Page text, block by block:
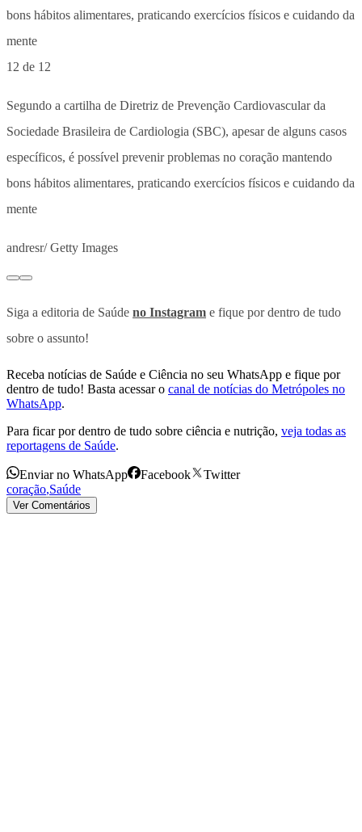
12 de 12
Segundo a cartilha de Diretriz de Prevenção Cardiovascular da
Sociedade Brasileira de Cardiologia (SBC), apesar de alguns casos
específicos, é possível prevenir problemas no coração mantendo
bons hábitos alimentares, praticando exercícios físicos e cuidando da
mente
andresr/ Getty Images
Siga a editoria de Saúde no Instagram e fique por dentro de tudo
sobre o assunto!
Receba notícias de Saúde e Ciência no seu WhatsApp e fique por
dentro de tudo! Basta acessar o canal de notícias do Metrópoles no
WhatsApp.
Para ficar por dentro de tudo sobre ciência e nutrição, veja todas as
reportagens de Saúde.
Enviar no WhatsApp Facebook
Twitter
coração,Saúde
Ver Comentários